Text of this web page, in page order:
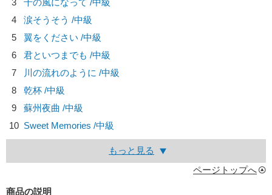
3
千の風になって /中級
4
涙そうそう /中級
5
翼をください /中級
6
君といつまでも /中級
7
川の流れのように /中級
8
乾杯 /中級
9
蘇州夜曲 /中級
10 Sweet Memories /中級
もっと見る
ページトップへ
商品の説明